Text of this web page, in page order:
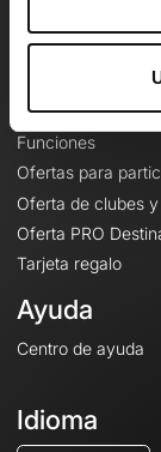
Le Mag'
Mapas base
Funciones
Ofertas para
Oferta de clubes
Oferta PRO
Tarjeta regalo
Ayuda
Centro de ayuda
Idioma